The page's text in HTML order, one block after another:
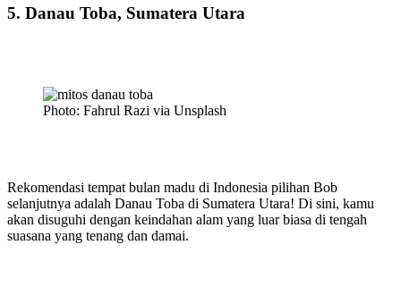
5. Danau Toba, Sumatera Utara
Photo: Fahrul Razi via Unsplash
Rekomendasi tempat bulan madu di Indonesia pilihan Bob
selanjutnya adalah Danau Toba di Sumatera Utara! Di sini, kamu
akan disuguhi dengan keindahan alam yang luar biasa di tengah
suasana yang tenang dan damai.